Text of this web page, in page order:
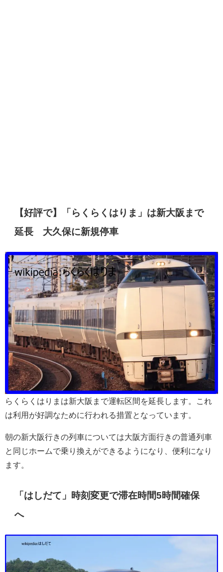
【好評で】「らくらくはりま」は新大阪まで
延長 大久保に新規停車
らくらくはりまは新大阪まで運転区間を延長します。これ
は利用が好調なために行われる措置となっています。
朝の新大阪行きの列車については大阪方面行きの普通列車
と同じホームで乗り換えができるようになり、便利になり
ます。
「はしだて」時刻変更で滞在時間5時間確保
へ